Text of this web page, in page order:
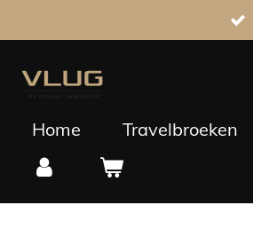
direct
naar
Home Travelbroeken